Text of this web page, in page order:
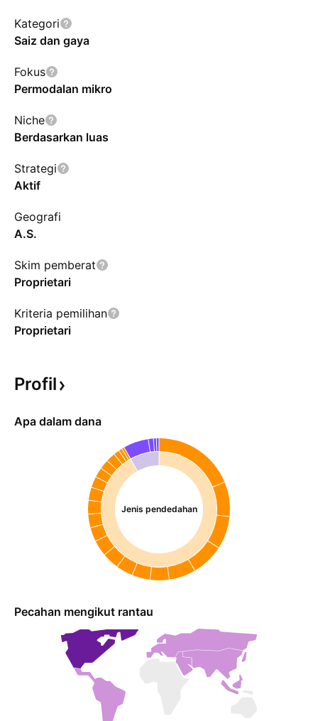
Kategori
Saiz dan gaya
Fokus
Permodalan mikro
Niche
Berdasarkan luas
Strategi
Aktif
Geografi
A.S.
Skim pemberat
Proprietari
Kriteria pemilihan
Proprietari
Profil
Apa dalam dana
Jenis pendedahan
Pecahan mengikut rantau